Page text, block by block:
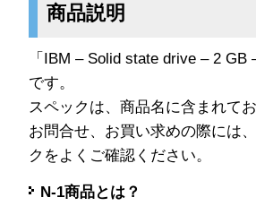
商品説明
「IBM – Solid state drive – 2
です。
スペックは、商品名に含まれて
お問合せ、お買い求めの際には
クをよくご確認ください。
N-1商品とは？